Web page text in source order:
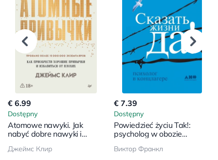
€ 6.99
Dostępny
Atomowe nawyki. Jak
nabyć dobre nawyki i
Джеймс Клир
€ 7.39
Dostępny
Powiedzieć życiu Tak!:
psycholog w obozie
Виктор Франкл